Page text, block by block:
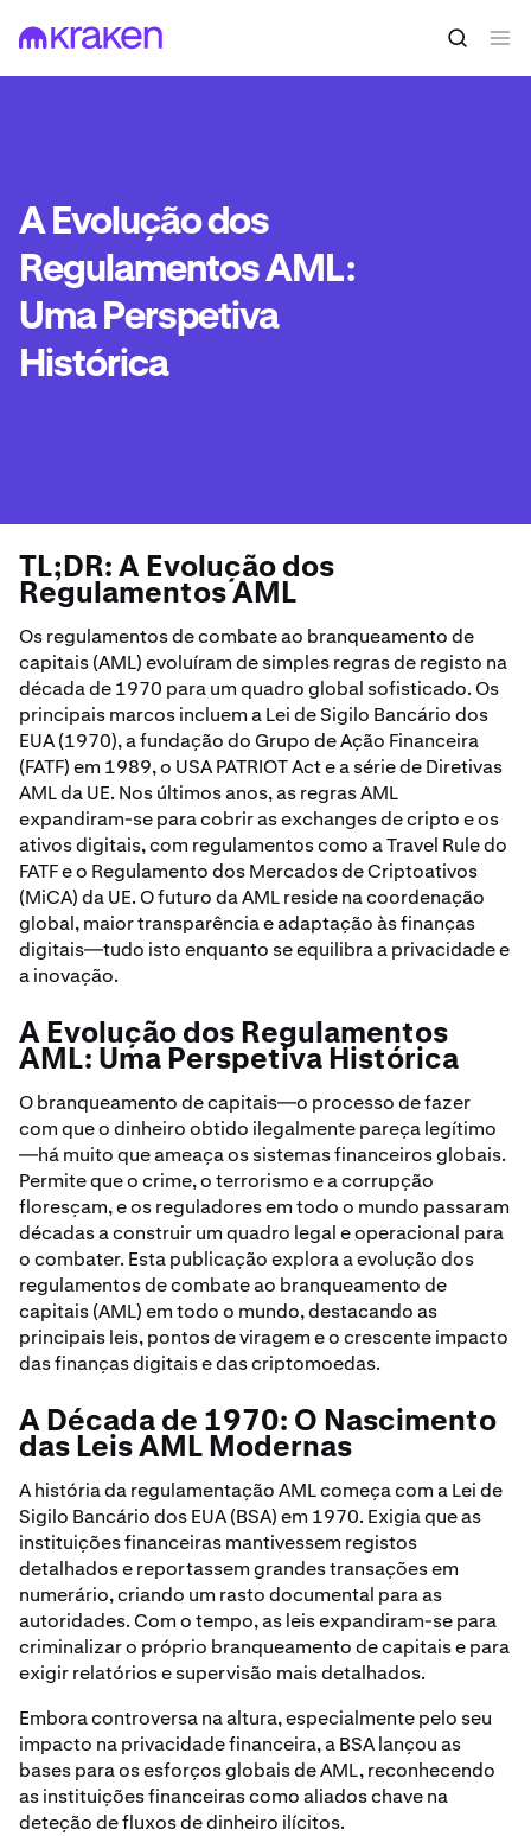
A Evolução dos
Regulamentos AML:
Uma Perspetiva
Histórica
TL;DR: A Evolução dos
Regulamentos AML
Os regulamentos de combate ao branqueamento de
capitais (AML) evoluíram de simples regras de registo na
década de 1970 para um quadro global sofisticado. Os
principais marcos incluem a Lei de Sigilo Bancário dos
EUA (1970), a fundação do Grupo de Ação Financeira
(FATF) em 1989, o USA PATRIOT Act e a série de Diretivas
AML da UE. Nos últimos anos, as regras AML
expandiram-se para cobrir as exchanges de cripto e os
ativos digitais, com regulamentos como a Travel Rule do
FATF e o Regulamento dos Mercados de Criptoativos
(MiCA) da UE. O futuro da AML reside na coordenação
global, maior transparência e adaptação às finanças
digitais—tudo isto enquanto se equilibra a privacidade e
a inovação.
A Evolução dos Regulamentos
AML: Uma Perspetiva Histórica
O branqueamento de capitais—o processo de fazer
com que o dinheiro obtido ilegalmente pareça legítimo
—há muito que ameaça os sistemas financeiros globais.
Permite que o crime, o terrorismo e a corrupção
floresçam, e os reguladores em todo o mundo passaram
décadas a construir um quadro legal e operacional para
o combater. Esta publicação explora a evolução dos
regulamentos de combate ao branqueamento de
capitais (AML) em todo o mundo, destacando as
principais leis, pontos de viragem e o crescente impacto
das finanças digitais e das criptomoedas.
A Década de 1970: O Nascimento
das Leis AML Modernas
A história da regulamentação AML começa com a Lei de
Sigilo Bancário dos EUA (BSA) em 1970. Exigia que as
instituições financeiras mantivessem registos
detalhados e reportassem grandes transações em
numerário, criando um rasto documental para as
autoridades. Com o tempo, as leis expandiram-se para
criminalizar o próprio branqueamento de capitais e para
exigir relatórios e supervisão mais detalhados.
Embora controversa na altura, especialmente pelo seu
impacto na privacidade financeira, a BSA lançou as
bases para os esforços globais de AML, reconhecendo
as instituições financeiras como aliados chave na
deteção de fluxos de dinheiro ilícitos.